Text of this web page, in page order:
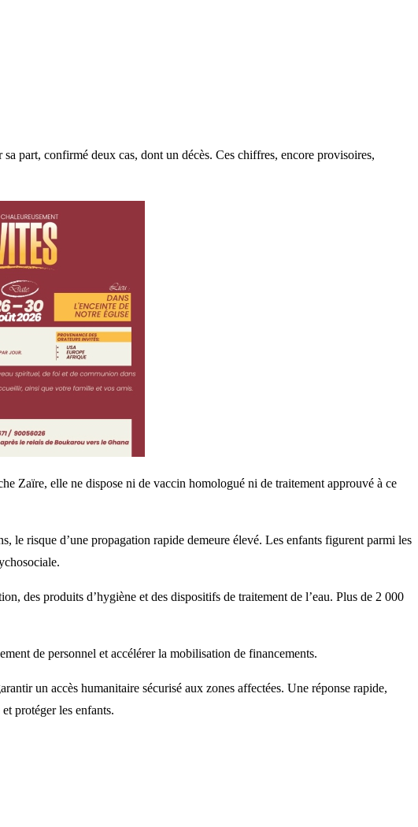
part, confirmé deux cas, dont un décès. Ces chiffres, encore provisoires,
Zaïre, elle ne dispose ni de vaccin homologué ni de traitement approuvé à ce
le risque d’une propagation rapide demeure élevé. Les enfants figurent parmi les
des produits d’hygiène et des dispositifs de traitement de l’eau. Plus de 2 000
de personnel et accélérer la mobilisation de financements.
un accès humanitaire sécurisé aux zones affectées. Une réponse rapide,
protéger les enfants.